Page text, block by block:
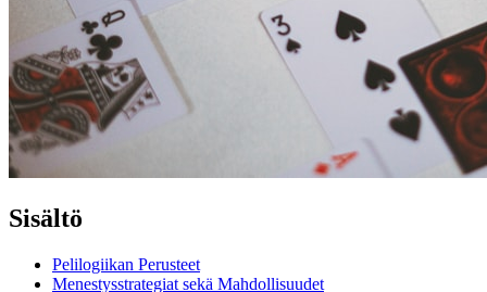
Sisältö
Pelilogiikan Perusteet
Menestysstrategiat sekä Mahdollisuudet